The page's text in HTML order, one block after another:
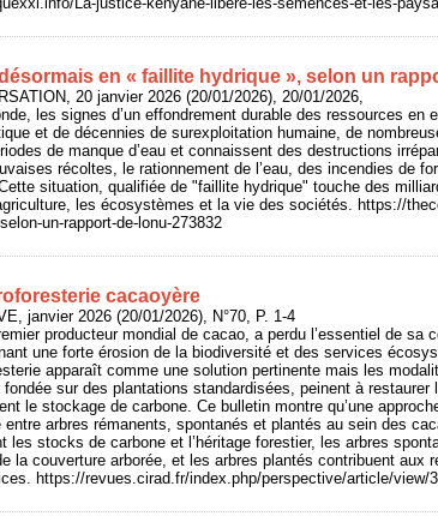
en « faillite hydrique », selon un
20 janvier 2026 (20/01/2026), 20/01/2026,
les signes d’un effondrement durable des ressources en
et de décennies de surexploitation humaine, de
de manque d’eau et connaissent des destructions
récoltes, le rationnement de l’eau, des incendies de
situation, qualifiée de "faillite hydrique" touche des
les écosystèmes et la vie des sociétés. https://
un-rapport-de-lonu-273832
cacaoyère
janvier 2026 (20/01/2026), N°70, P. 1-4
producteur mondial de cacao, a perdu l’essentiel de sa
une forte érosion de la biodiversité et des services
apparaît comme une solution pertinente mais les
sur des plantations standardisées, peinent à restaurer
le stockage de carbone. Ce bulletin montre qu’une
entre arbres rémanents, spontanés et plantés au sein des
les stocks de carbone et l’héritage forestier, les arbres
la couverture arborée, et les arbres plantés contribuent aux
https://revues.cirad.fr/index.php/perspective/article/view/